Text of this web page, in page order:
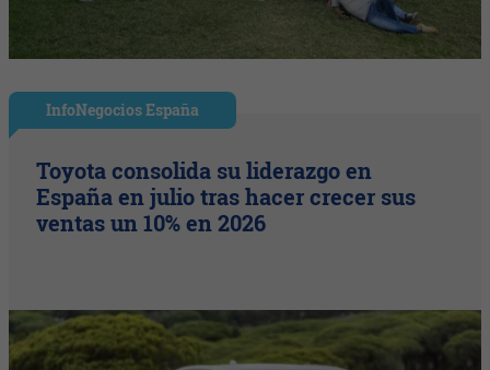
InfoNegocios España
Toyota consolida su liderazgo en
España en julio tras hacer crecer sus
ventas un 10% en 2026